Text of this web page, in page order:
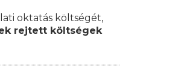
oktatás költségét,
rejtett költségek